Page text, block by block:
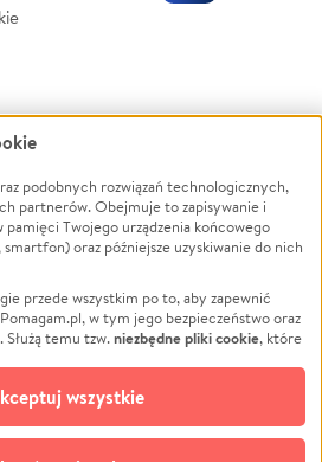
Powódź
Wichura
NGO
Edukacja
Podróż
Impreza
Ochrona środowiska
Biznes
podobnych rozwiązań technologicznych,
partnerów. Obejmuje to zapisywanie i
Twojego urządzenia końcowego
oraz późniejsze uzyskiwanie do nich
przede wszystkim po to, aby zapewnić
w tym jego bezpieczeństwo oraz
temu tzw.niezbędne pliki cookie, które
plików cookie
i retargetingowych. Możesz wyrazić
odmówić. W dowolnym momencie masz
na stronie „Zarządzaj zgodami cookie”,
wszystkie